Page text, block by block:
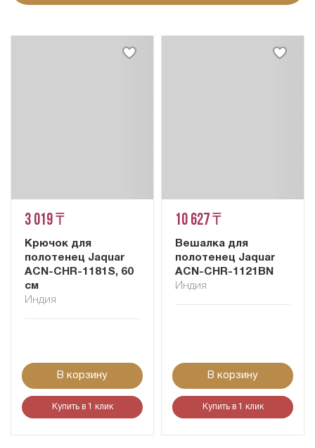
3 019 ₸
Крючок для
полотенец Jaquar
ACN-CHR-1181S, 60
см
Индия
В корзину
Купить в 1 клик
10 627 ₸
Вешалка для
полотенец Jaquar
ACN-CHR-1121BN
Индия
В корзину
Купить в 1 клик